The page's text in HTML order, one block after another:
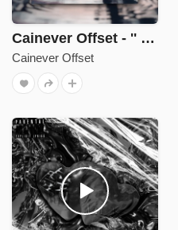
Cainever Offset - '' 水月明鏡 Water Moon Mirror '' feat. 趙翊帆YI94, treason, JUñG
Cainever Offset